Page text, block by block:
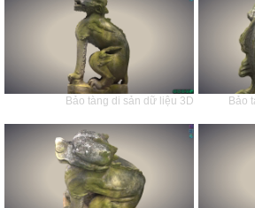
Bảo tàng di sản dữ liệu 3D
Bảo